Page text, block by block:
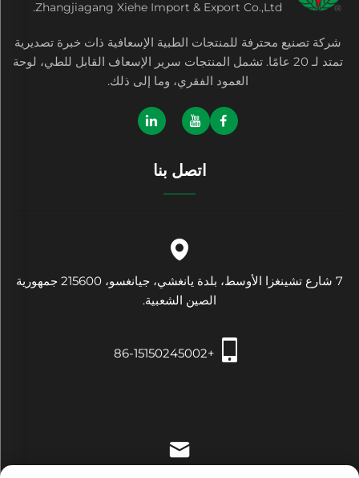
Zhangjiagang Xiehe Import & Export Co.,Ltd.
شركة تصنيع محترفة للمنتجات الطبية الإسعافية ذات خبرة تصديرية
تمتد لـ 20 عامًا. تشمل المنتجات سرير الإسعاف القابل للطي، لوحة
العمود الفقري، وما إلى ذلك.
اتصل بنا
7 شارع تشينغزا الأوسط، بلدة يانغشي، جيانغسو، 215600 جمهورية
الصين الشعبية.
+86-15150245002